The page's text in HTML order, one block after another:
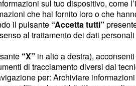
la partita sarà
volta ospita
sul tuo dispositivo, come
che hai fornito loro o che
il pulsante “Accetta tutti”
al trattamento dei dati
“X” in alto a destra),
di tracciamento diversi dai
per: Archiviare